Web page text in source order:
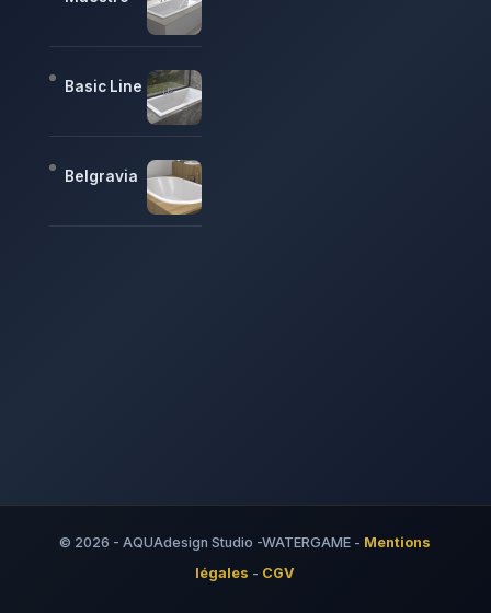
Basic Line
Belgravia
© 2026 - AQUAdesign Studio -WATERGAME - Mentions
légales - CGV